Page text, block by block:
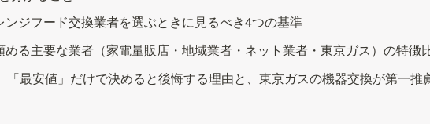
ンジフード交換業者を選ぶときに見るべき4つの基準
める主要な業者（家電量販店・地域業者・ネット業者・東京ガス）の特徴
「最安値」だけで決めると後悔する理由と、東京ガスの機器交換が第一推